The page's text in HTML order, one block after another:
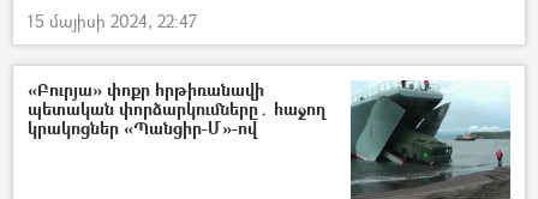
15 մայիսի 2024, 22:47
«Բուրյա» փոքր հրթիռանավի
պետական փորձարկումները․ հաջող
կրակոցներ «Պանցիր-Մ»-ով